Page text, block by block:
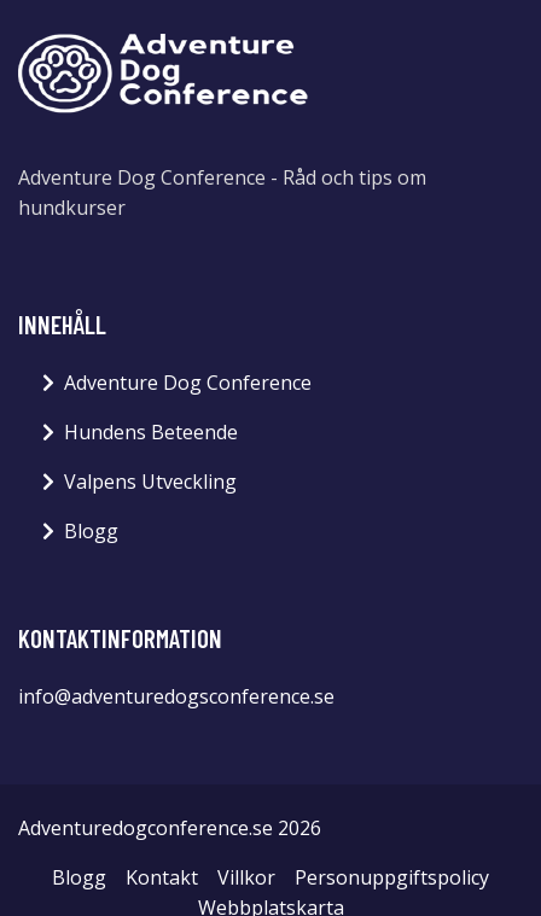
Adventure Dog Conference - Råd och tips om
hundkurser
INNEHÅLL
Adventure Dog Conference
Hundens Beteende
Valpens Utveckling
Blogg
KONTAKTINFORMATION
info@adventuredogsconference.se
Adventuredogconference.se 2026
Blogg
Kontakt Villkor
Personuppgiftspolicy
Webbplatskarta